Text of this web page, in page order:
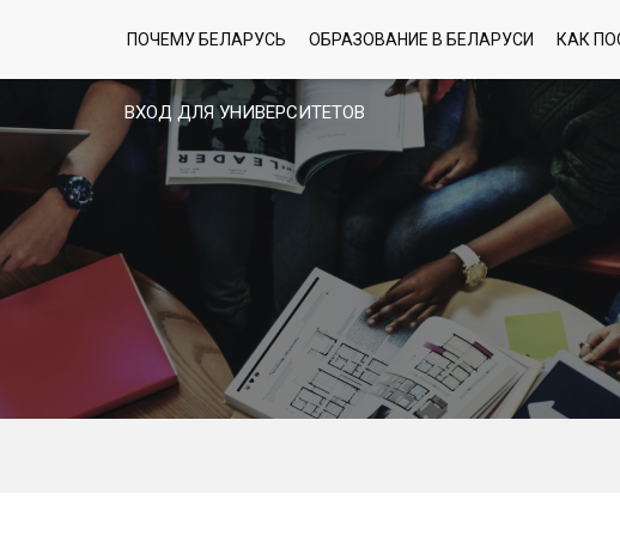
ВХОД ДЛЯ УНИВЕРСИТЕТОВ
ПОЧЕМУ БЕЛАРУСЬ ОБРАЗОВАНИЕ В БЕЛАРУСИ КАК